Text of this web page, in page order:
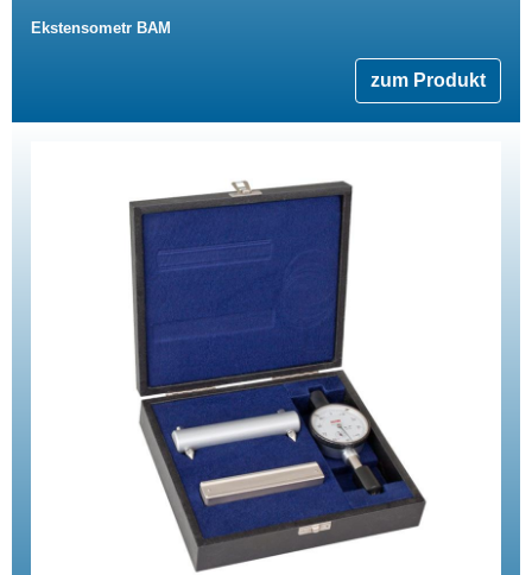
Ekstensometr BAM
zum Produkt